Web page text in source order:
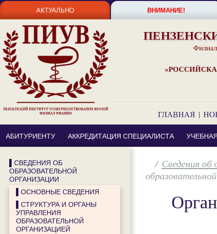
АКТУАЛЬНО ВНИМАНИЕ!
ГЛАВНАЯ |
АБИТУРИЕНТУ АККРЕДИТАЦИЯ СПЕЦИАЛИСТА
/ Сведения об
▌СВЕДЕНИЯ ОБ
ОБРАЗОВАТЕЛЬНОЙ
ОРГАНИЗАЦИИ
▌ОСНОВНЫЕ СВЕДЕНИЯ
▌СТРУКТУРА И ОРГАНЫ
УПРАВЛЕНИЯ
ОБРАЗОВАТЕЛЬНОЙ
ОРГАНИЗАЦИЕЙ